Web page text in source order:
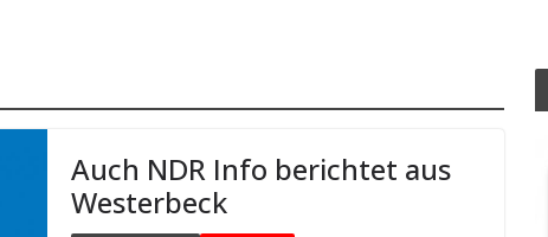
Auch NDR Info berich­tet aus
Westerbeck